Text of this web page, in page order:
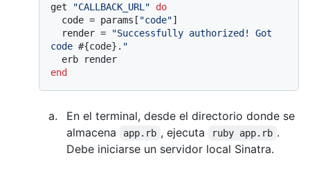
get "CALLBACK_URL"
do
  code = params[
"code"]
  render =
"Successfully authorized! Got
code #{code} ."
end
En el terminal, desde el directorio donde se
almacena
app.rb , ejecuta ruby app.rb .
Debe iniciarse un servidor local Sinatra.